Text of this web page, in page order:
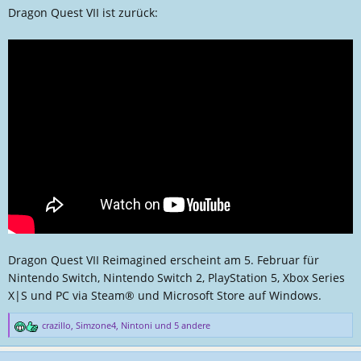
e
l
d
t
Dragon Quest VII ist zurück:
Dragon Quest VII Reimagined erscheint am 5. Februar für
Nintendo Switch, Nintendo Switch 2, PlayStation 5, Xbox Series
X|S und PC via Steam® und Microsoft Store auf Windows.
R
e
crazillo Simzone4 Nintoni und 5 andere